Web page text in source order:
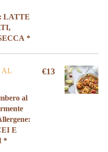
LATTE
AL
al
E
*
€13